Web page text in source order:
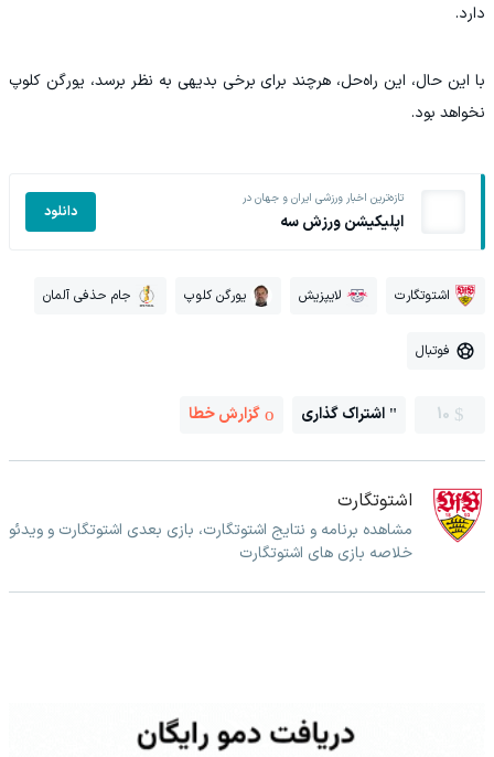
دارد.
با این حال، این راه‌حل، هرچند برای برخی بدیهی به نظر برسد، یورگن کلوپ
نخواهد بود.
تازه‌ترین اخبار ورزشی ایران و جهان در
اپلیکیشن ورزش سه دانلود
اشتوتگارت لایپزیش یورگن کلوپ جام حذفی آلمان
فوتبال
10 اشتراک گذاری گزارش خطا
اشتوتگارت
مشاهده برنامه و نتایج اشتوتگارت، بازی بعدی اشتوتگارت و ویدئو
خلاصه بازی های اشتوتگارت